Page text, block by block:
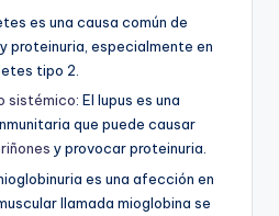
es una causa común de
proteinuria, especialmente en
tipo 2.
sistémico: El lupus es una
que puede causar
riñones y provocar proteinuria.
es una afección en
llamada mioglobina se